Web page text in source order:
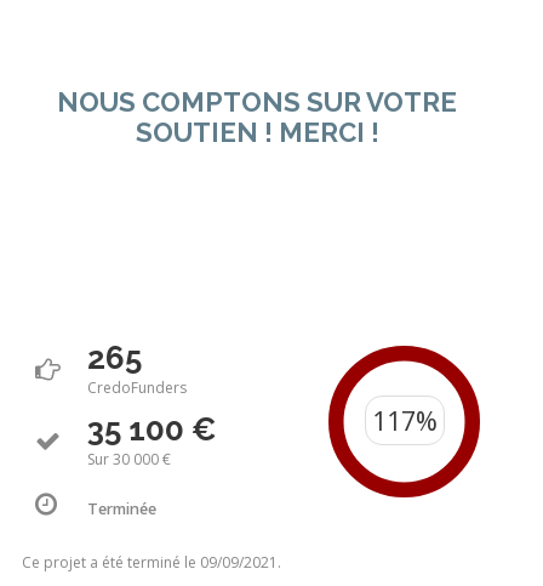
NOUS COMPTONS SUR VOTRE
SOUTIEN ! MERCI !
265
CredoFunders
35 100 €
Sur 30 000 €
Terminée
Ce projet a été terminé le 09/09/2021.